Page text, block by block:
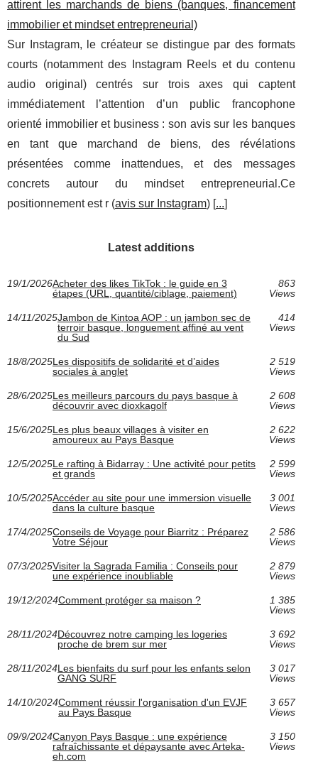
attirent les marchands de biens (banques, financement
immobilier et mindset entrepreneurial)
Sur Instagram, le créateur se distingue par des formats
courts (notamment des Instagram Reels et du contenu
audio original) centrés sur trois axes qui captent
immédiatement l’attention d’un public francophone
orienté immobilier et business : son avis sur les banques
en tant que marchand de biens, des révélations
présentées comme inattendues, et des messages
concrets autour du mindset entrepreneurial.Ce
positionnement est r (avis sur Instagram) [...]
Latest additions
19/1/2026Acheter des likes TikTok : le guide en 3
étapes (URL, quantité/ciblage, paiement)
863
Views
14/11/2025Jambon de Kintoa AOP : un jambon sec de
terroir basque, longuement affiné au vent
du Sud
414
Views
18/8/2025Les dispositifs de solidarité et d’aides
sociales à anglet
2 519
Views
28/6/2025Les meilleurs parcours du pays basque à
découvrir avec dioxkagolf
2 608
Views
15/6/2025Les plus beaux villages à visiter en
amoureux au Pays Basque
2 622
Views
12/5/2025Le rafting à Bidarray : Une activité pour petits
et grands
2 599
Views
10/5/2025Accéder au site pour une immersion visuelle
dans la culture basque
3 001
Views
17/4/2025Conseils de Voyage pour Biarritz : Préparez
Votre Séjour
2 586
Views
07/3/2025Visiter la Sagrada Familia : Conseils pour
une expérience inoubliable
2 879
Views
19/12/2024Comment protéger sa maison ?
1 385
Views
28/11/2024Découvrez notre camping les logeries
proche de brem sur mer
3 692
Views
28/11/2024Les bienfaits du surf pour les enfants selon
GANG SURF
3 017
Views
14/10/2024Comment réussir l'organisation d'un EVJF
au Pays Basque
3 657
Views
09/9/2024Canyon Pays Basque : une expérience
rafraîchissante et dépaysante avec Arteka-
eh.com
3 150
Views